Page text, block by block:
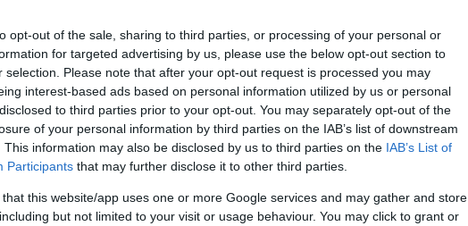
opt-out of the sale, sharing to third parties, or processing of your personal or
for targeted advertising by us, please use the below opt-out section to
selection. Please note that after your opt-out request is processed you may
interest-based ads based on personal information utilized by us or personal
to third parties prior to your opt-out. You may separately opt-out of the
of your personal information by third parties on the IAB’s list of downstream
This information may also be disclosed by us to third parties on the IAB’s List of
Participants that may further disclose it to other third parties.
that this website/app uses one or more Google services and may gather and store
but not limited to your visit or usage behaviour. You may click to grant or